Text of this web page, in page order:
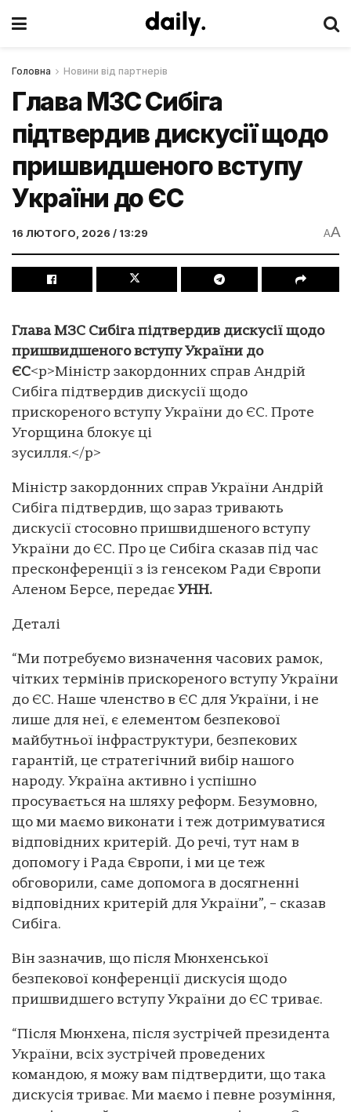
Головна Новини від партнерів
Глава МЗС Сибіга
підтвердив дискусії щодо
пришвидшеного вступу
України до ЄС
16 ЛЮТОГО, 2026 / 13:29 AA
Глава МЗС Сибіга підтвердив дискусії щодо
пришвидшеного вступу України до
ЄС<p>Міністр закордонних справ Андрій
Сибіга підтвердив дискусії щодо
прискореного вступу України до ЄС. Проте
Угорщина блокує ці
зусилля.</p>
Міністр закордонних справ України Андрій
Сибіга підтвердив, що зараз тривають
дискусії стосовно пришвидшеного вступу
України до ЄС. Про це Сибіга сказав під час
пресконференції з із генсеком Ради Європи
Аленом Берсе, передає УНН.
Деталі
“Ми потребуємо визначення часових рамок,
чітких термінів прискореного вступу України
до ЄС. Наше членство в ЄС для України, і не
лише для неї, є елементом безпекової
майбутньої інфраструктури, безпекових
гарантій, це стратегічний вибір нашого
народу. Україна активно і успішно
просувається на шляху реформ. Безумовно,
що ми маємо виконати і теж дотримуватися
відповідних критерій. До речі, тут нам в
допомогу і Рада Європи, і ми це теж
обговорили, саме допомога в досягненні
відповідних критерій для України”, – сказав
Сибіга.
Він зазначив, що після Мюнхенської
безпекової конференції дискусія щодо
пришвидшего вступу України до ЄС триває.
“Після Мюнхена, після зустрічей президента
України, всіх зустрічей проведених
командою, я можу вам підтвердити, що така
дискусія триває. Ми маємо і певне розуміння,